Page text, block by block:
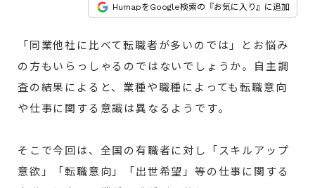
HumapをGoogle検索の『お気に入り』に追加
「同業他社に比べて転職者が多いのでは」とお悩み
の方もいらっしゃるのではないでしょうか。自主調
査の結果によると、業種や職種によっても転職意向
や仕事に関する意識は異なるようです。
そこで今回は、全国の有職者に対し「スキルアップ
意欲」「転職意向」「出世希望」等の仕事に関する